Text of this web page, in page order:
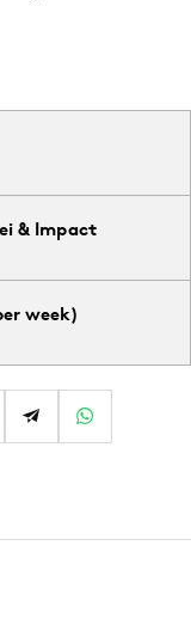
& Impact
week)